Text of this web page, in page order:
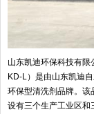
山东凯迪环保科技有
KD-L）是由山东凯迪
环保型清洗剂品牌。该
设有三个生产工业区和